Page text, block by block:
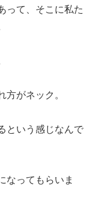
って、そこに私た
がネック。
という感じなんで
なってもらいま